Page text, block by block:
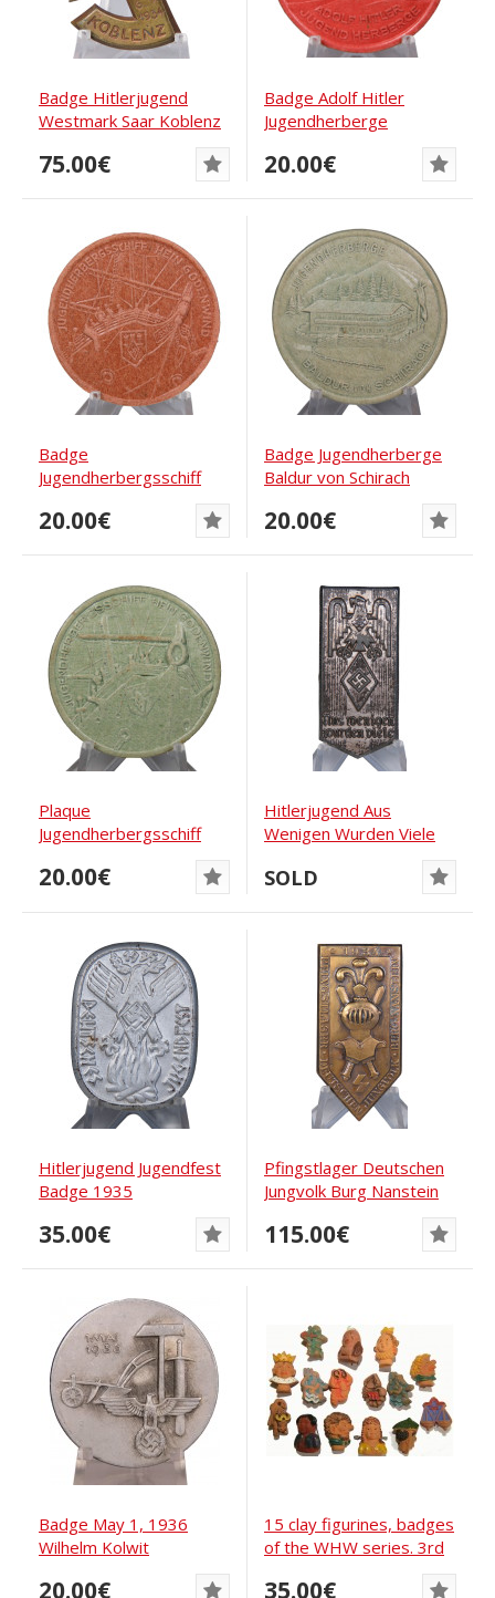
Badge Hitlerjugend
Westmark Saar Koblenz
75.00€
Badge Adolf Hitler
Jugendherberge
20.00€
Badge
Jugendherbergsschiff
20.00€
Badge Jugendherberge
Baldur von Schirach
20.00€
Plaque
Jugendherbergsschiff
20.00€
Hitlerjugend Aus
Wenigen Wurden Viele
SOLD
Hitlerjugend Jugendfest
Badge 1935
35.00€
Pfingstlager Deutschen
Jungvolk Burg Nanstein
115.00€
Badge May 1, 1936
Wilhelm Kolwit
20.00€
15 clay figurines, badges
of the WHW series. 3rd
35.00€